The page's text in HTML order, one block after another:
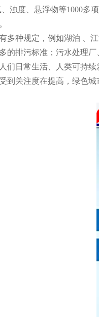
浊度、悬浮物等1000多
多种规定，例如湖泊
、
的排污标准；污水处理
们日常生活、人类可持
到关注度在提高，绿色